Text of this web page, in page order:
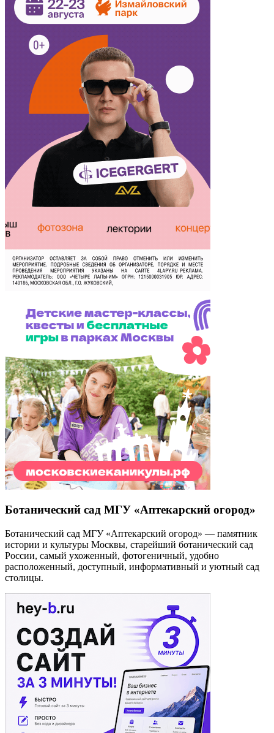
Ботанический сад МГУ «Аптекарский огород»
Ботанический сад МГУ «Аптекарский огород» — памятник
истории и культуры Москвы, старейший ботанический сад
России, самый ухоженный, фотогеничный, удобно
расположенный, доступный, информативный и уютный сад
столицы.